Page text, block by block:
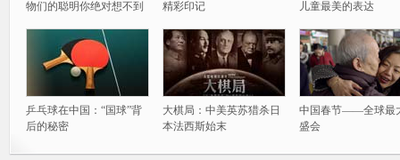
物们的聪明你绝对想不到
精彩印记
儿童最美的表达
乒乓球在中国：“国球”背
后的秘密
大棋局：中美英苏猎杀日
本法西斯始末
中国春节——全球最
盛会